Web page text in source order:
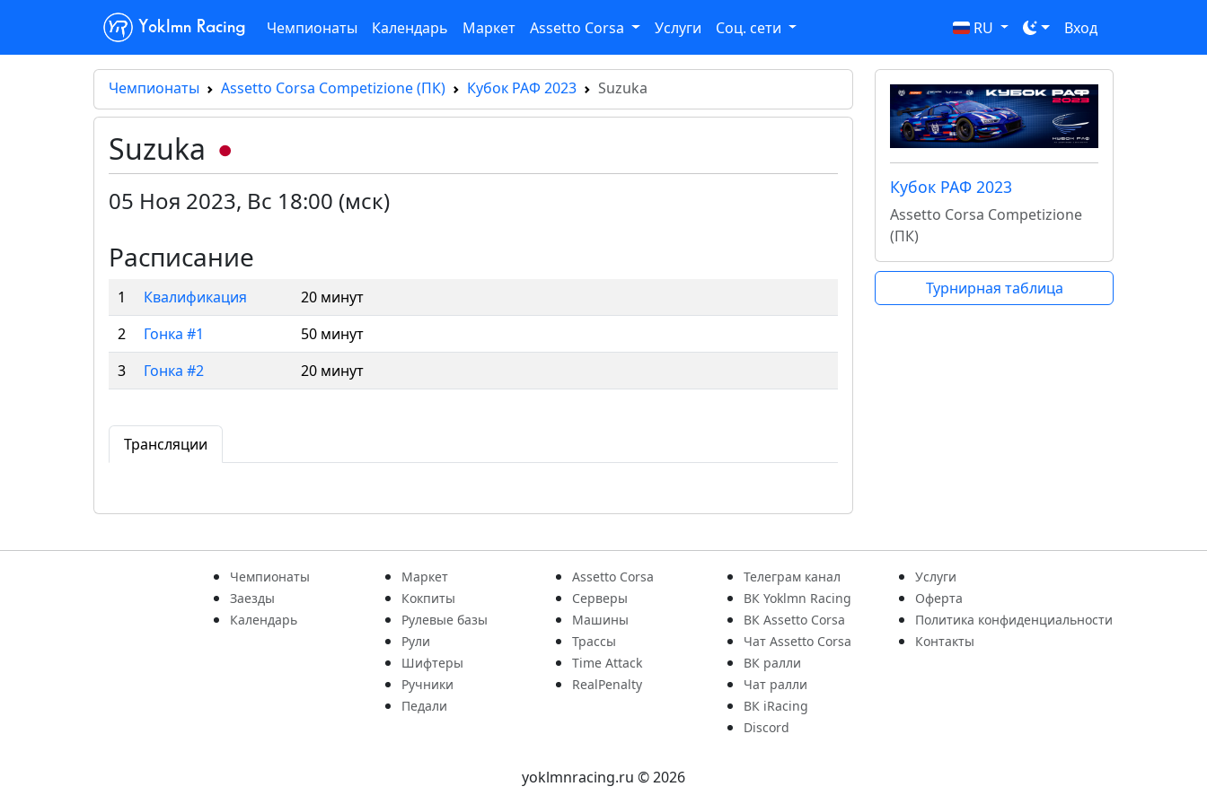
Yoklmn Racing Чемпионаты Календарь Маркет Assetto Corsa Услуги Соц. сети RU Вход
Чемпионаты Assetto Corsa Competizione (ПК) Кубок РАФ 2023 Suzuka
Suzuka
05 Ноя 2023, Вс 18:00 (мск)
Расписание
1 Квалификация
20 минут
2
Гонка #1
50 минут
3
Гонка #2 20 минут
Трансляции
Кубок РАФ 2023
Assetto Corsa Competizione
(ПК)
Турнирная таблица
Чемпионаты
Заезды
Календарь
Маркет
Кокпиты
Рулевые базы
Рули
Шифтеры
Ручники
Педали
Assetto Corsa
Серверы
Машины
Трассы
Time Attack
RealPenalty
Телеграм канал
ВК Yoklmn Racing
ВК Assetto Corsa
Чат Assetto Corsa
ВК ралли
Чат ралли
ВК iRacing
Discord
Услуги
Оферта
Политика конфиденциальности
Контакты
yoklmnracing.ru © 2026